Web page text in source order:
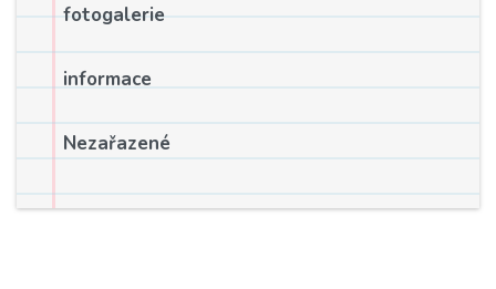
fotogalerie
informace
Nezařazené